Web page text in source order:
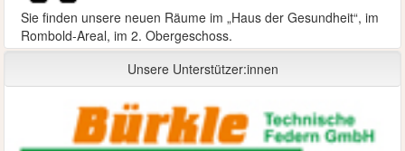
Sie finden unsere neuen Räume im „Haus der Gesundheit“, im
Rombold-Areal, im 2. Obergeschoss.
Unsere Unterstützer:innen